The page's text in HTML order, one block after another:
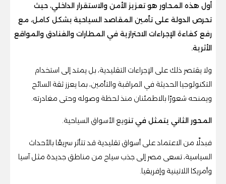
أول هذه المحاور هو تعزيز الأمن والاستقرار الداخلي، حيث
تحرص الدولة على تأمين المقاصد السياحية بشكل كامل، مع
رفع كفاءة الإجراءات الاحترازية في المطارات والفنادق والمواقع
الأثرية.
ولا يقتصر ذلك على الإجراءات التقليدية، بل يمتد إلى استخدام
التكنولوجيا الحديثة في المراقبة والتأمين، بما يعزز ثقة السائح
ويمنحه شعورًا بالاطمئنان منذ لحظة وصوله وحتى مغادرته.
المحور الثاني يتمثل في تنويع الأسواق السياحية.
فبدلًا من الاعتماد على أسواق تقليدية قد تتأثر سريعًا بالأحداث
السياسية، تسعى مصر إلى جذب سياح من مناطق جديدة مثل آسيا
وأمريكا اللاتينية وإفريقيا.